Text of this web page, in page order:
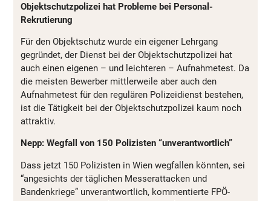
Objektschutzpolizei hat Probleme bei Personal-
Rekrutierung
Für den Objektschutz wurde ein eigener Lehrgang
gegründet, der Dienst bei der Objektschutzpolizei hat
auch einen eigenen – und leichteren – Aufnahmetest. Da
die meisten Bewerber mittlerweile aber auch den
Aufnahmetest für den regulären Polizeidienst bestehen,
ist die Tätigkeit bei der Objektschutzpolizei kaum noch
attraktiv.
Nepp: Wegfall von 150 Polizisten “unverantwortlich”
Dass jetzt 150 Polizisten in Wien wegfallen könnten, sei
“angesichts der täglichen Messerattacken und
Bandenkriege” unverantwortlich, kommentierte FPÖ-